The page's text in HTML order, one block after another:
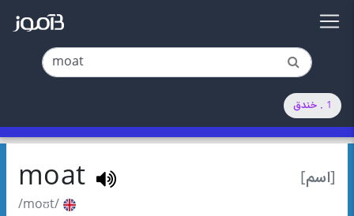
1 . خندق
[اسم] moat
/moʊt/